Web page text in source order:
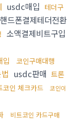
usdc매입 테더구
핸드폰결제테더전환
소액결제비트구입
입 코인구매대행
usdc판매 트론
코인 체크카드
코인이
비트코인 카드구매